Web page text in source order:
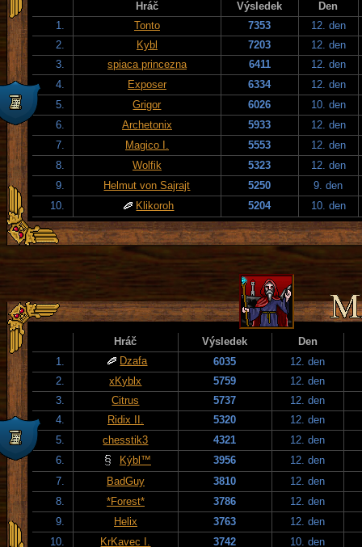
Hráč Výsledek
Den
1.
Tonto 7353
12. den
2.
Kybl 7203
12. den
3.
spiaca princezna 6411
12. den
4.
Exposer 6334
12. den
5.
Grigor 6026
10. den
6.
Archetonix 5933
12. den
7.
Magico I. 5553
12. den
8.
Wolfik 5323
12. den
9.
Helmut von Sajrajt 5250
9. den
10.
Klikoroh 5204 10. den
Hráč Výsledek
Den
1.
Dzafa 6035
12. den
2.
xKyblx 5759
12. den
3.
Citrus 5737
12. den
4.
Ridix II. 5320
12. den
5.
chesstik3 4321
12. den
6.
Kýbl™ 3956
12. den
7.
BadGuy 3810
12. den
8.
*Forest* 3786
12. den
9.
Helix 3763
12. den
10.
KrKavec I. 3742 10. den